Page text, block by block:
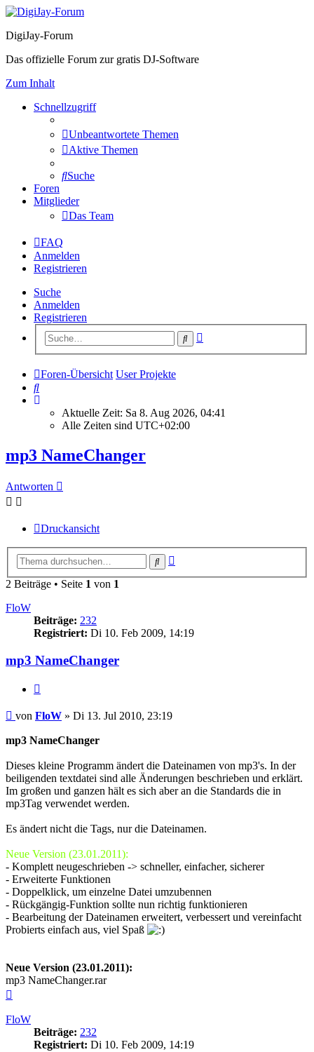
DigiJay-Forum
Das offizielle Forum zur gratis DJ-Software
Zum Inhalt
Schnellzugriff
Unbeantwortete Themen
Aktive Themen
Suche
Foren
Mitglieder
Das Team
FAQ
Anmelden
Registrieren
Suche
Anmelden
Registrieren
Suche
Foren-Übersicht User Projekte
Suche
Aktuelle Zeit: Sa 8. Aug 2026, 04:41
Alle Zeiten sind UTC+02:00
mp3 NameChanger
Antworten
Druckansicht
Suche
2 Beiträge • Seite 1 von 1
FloW
Beiträge: 232
Registriert: Di 10. Feb 2009, 14:19
mp3 NameChanger
Beitrag
von FloW » Di 13. Jul 2010, 23:19
mp3 NameChanger
Dieses kleine Programm ändert die Dateinamen von mp3's. In der
beiligenden textdatei sind alle Änderungen beschrieben und erklärt.
Im großen und ganzen hält es sich aber an die Standards die in
mp3Tag verwendet werden.
Es ändert nicht die Tags, nur die Dateinamen.
Neue Version (23.01.2011):
- Komplett neugeschrieben -> schneller, einfacher, sicherer
- Erweiterte Funktionen
- Doppelklick, um einzelne Datei umzubennen
- Rückgängig-Funktion sollte nun richtig funktionieren
- Bearbeitung der Dateinamen erweitert, verbessert und vereinfacht
Probierts einfach aus, viel Spaß
Neue Version (23.01.2011):
mp3 NameChanger.rar
FloW
Beiträge: 232
Registriert: Di 10. Feb 2009, 14:19